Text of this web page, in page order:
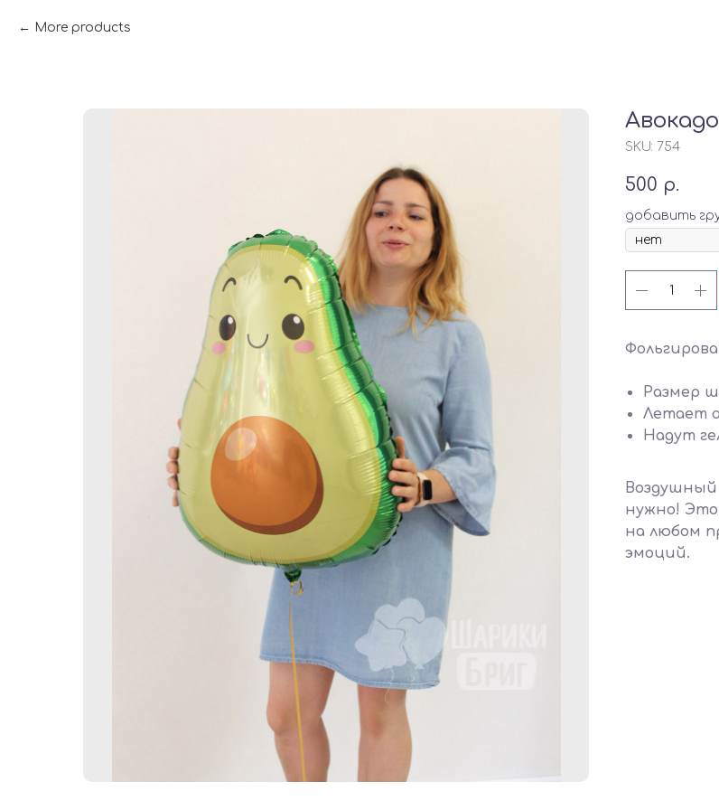
More products
Авокадо
SKU: 754
500 р.
добавить
Размер
Летает
Надут
нужно!
на любом
эмоций.